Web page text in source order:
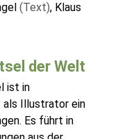
(Text), Klaus
der Welt
ist in
als Illustrator ein
Es führt in